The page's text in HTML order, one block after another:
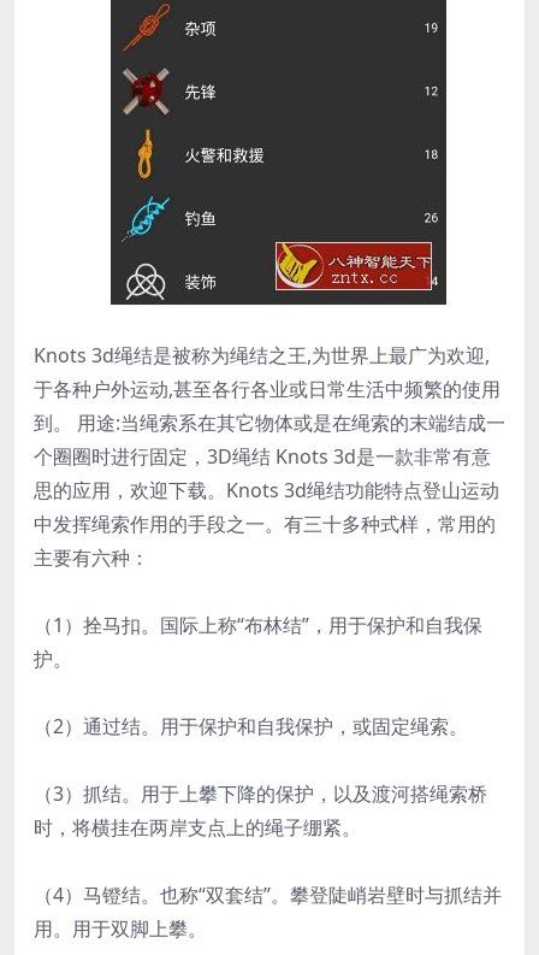
Knots 3d绳结是被称为绳结之王,为世界上最广为欢迎,
于各种户外运动,甚至各行各业或日常生活中频繁的使用
到。 用途:当绳索系在其它物体或是在绳索的末端结成一
个圈圈时进行固定，3D绳结 Knots 3d是一款非常有意
思的应用，欢迎下载。Knots 3d绳结功能特点登山运动
中发挥绳索作用的手段之一。有三十多种式样，常用的
主要有六种：
（1）拴马扣。国际上称“布林结”，用于保护和自我保
护。
（2）通过结。用于保护和自我保护，或固定绳索。
（3）抓结。用于上攀下降的保护，以及渡河搭绳索桥
时，将横挂在两岸支点上的绳子绷紧。
（4）马镫结。也称“双套结”。攀登陡峭岩壁时与抓结并
用。用于双脚上攀。